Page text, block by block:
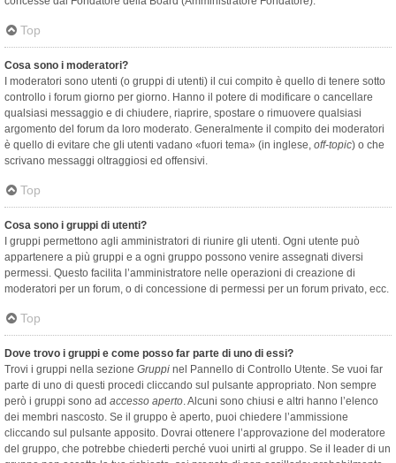
Top
Cosa sono i moderatori?
I moderatori sono utenti (o gruppi di utenti) il cui compito è quello di tenere sotto
controllo i forum giorno per giorno. Hanno il potere di modificare o cancellare
qualsiasi messaggio e di chiudere, riaprire, spostare o rimuovere qualsiasi
argomento del forum da loro moderato. Generalmente il compito dei moderatori
è quello di evitare che gli utenti vadano «fuori tema» (in inglese, off-topic) o che
scrivano messaggi oltraggiosi ed offensivi.
Top
Cosa sono i gruppi di utenti?
I gruppi permettono agli amministratori di riunire gli utenti. Ogni utente può
appartenere a più gruppi e a ogni gruppo possono venire assegnati diversi
permessi. Questo facilita l’amministratore nelle operazioni di creazione di
moderatori per un forum, o di concessione di permessi per un forum privato, ecc.
Top
Dove trovo i gruppi e come posso far parte di uno di essi?
Trovi i gruppi nella sezione Gruppi nel Pannello di Controllo Utente. Se vuoi far
parte di uno di questi procedi cliccando sul pulsante appropriato. Non sempre
però i gruppi sono ad accesso aperto. Alcuni sono chiusi e altri hanno l’elenco
dei membri nascosto. Se il gruppo è aperto, puoi chiedere l’ammissione
cliccando sul pulsante apposito. Dovrai ottenere l’approvazione del moderatore
del gruppo, che potrebbe chiederti perché vuoi unirti al gruppo. Se il leader di un